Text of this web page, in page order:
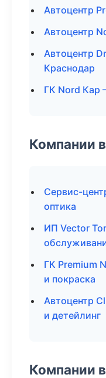
Автоцентр
Автоцентр
Автоцентр
Краснодар
ГК Nord Кар
Компании
Сервис-
оптика
ИП Vector
ГК Premium
и покраска
Автоцентр
и детейлинг
Компании